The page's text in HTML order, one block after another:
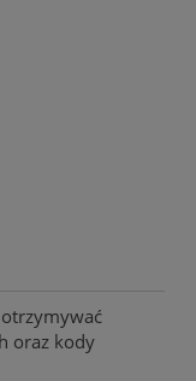
oraz kody